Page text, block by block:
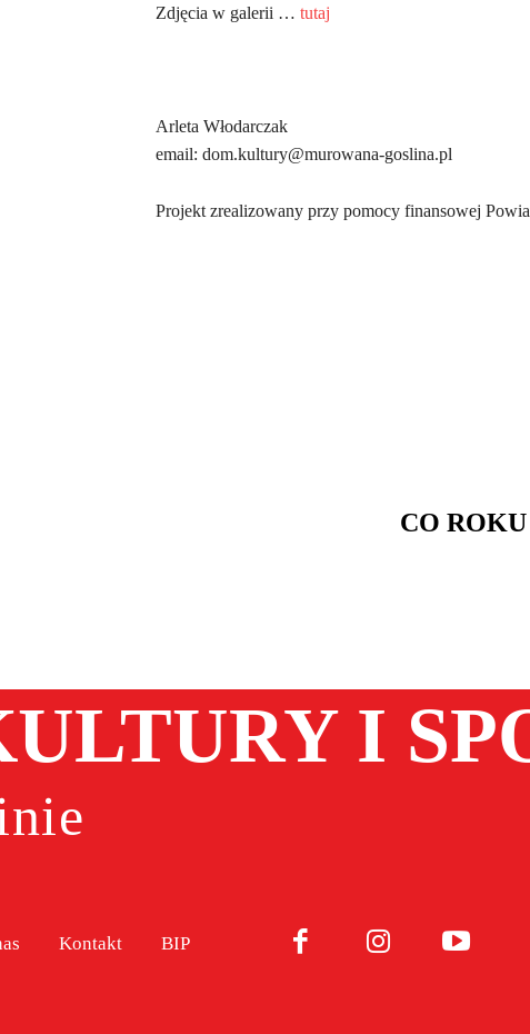
Zdjęcia w galerii … tutaj
Arleta Włodarczak
email: dom.kultury@murowana-goslina.pl
Projekt zrealizowany przy pomocy finansowej
CO
I
Kontakt BIP